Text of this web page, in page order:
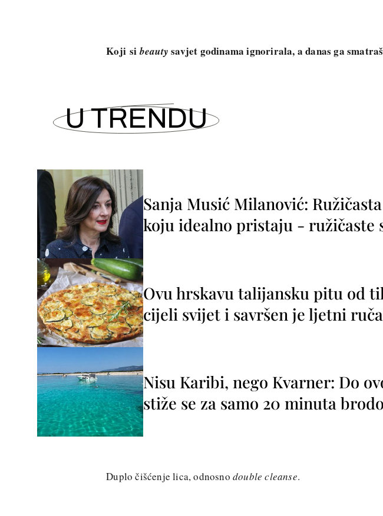
Kojisibeautysavjet godinama ignorirala, a danas ga
U TRENDU
Sanja Musić Milanović:
koju idealno pristaju - ružičaste
Ovu hrskavu talijansku pitu od
cijeli svijet i savršen je ljetni
Nisu Karibi, nego Kvarner: Do
stiže se za samo 20 minuta
Duplo čišćenje lica, odnosno double cleanse.